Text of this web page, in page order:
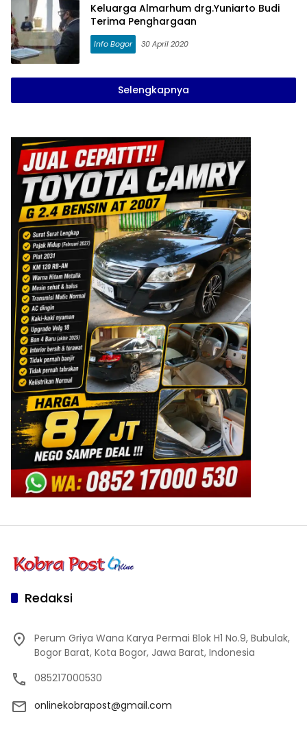
Keluarga Almarhum drg.Yuniarto Budi
Terima Penghargaan
Info Bogor 30 April 2020
Selengkapnya
Redaksi
Perum Griya Wana Karya Permai Blok H1 No.9, Bubulak,
Bogor Barat, Kota Bogor, Jawa Barat, Indonesia
085217000530
onlinekobrapost@gmail.com